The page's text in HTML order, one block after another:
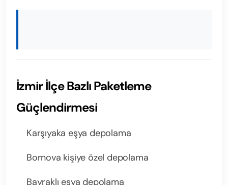
İzmir İlçe Bazlı Paketleme
Güçlendirmesi
Karşıyaka eşya depolama
Bornova kişiye özel depolama
Bayraklı eşya depolama